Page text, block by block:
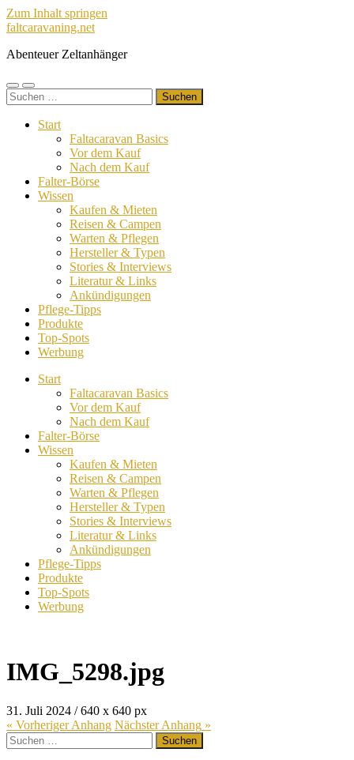
Zum Inhalt springen
faltcaravaning.net
Abenteuer Zeltanhänger
Mobile-
Menü
Suchfeld
ein-/ausblenden
Suchen
nach:
Start
Faltacaravan Basics
Vor dem Kauf
Nach dem Kauf
Falter-Börse
Wissen
Kaufen & Mieten
Reisen & Campen
Warten & Pflegen
Hersteller & Typen
Stories & Interviews
Literatur & Links
Ankündigungen
Pflege-Tipps
Produkte
Top-Spots
Werbung
Start
Faltacaravan Basics
Vor dem Kauf
Nach dem Kauf
Falter-Börse
Wissen
Kaufen & Mieten
Reisen & Campen
Warten & Pflegen
Hersteller & Typen
Stories & Interviews
Literatur & Links
Ankündigungen
Pflege-Tipps
Produkte
Top-Spots
Werbung
IMG_5298.jpg
31. Juli 2024 /640 x 640 px
« VorherigerAnhang NächsterAnhang »
Suchen
nach: